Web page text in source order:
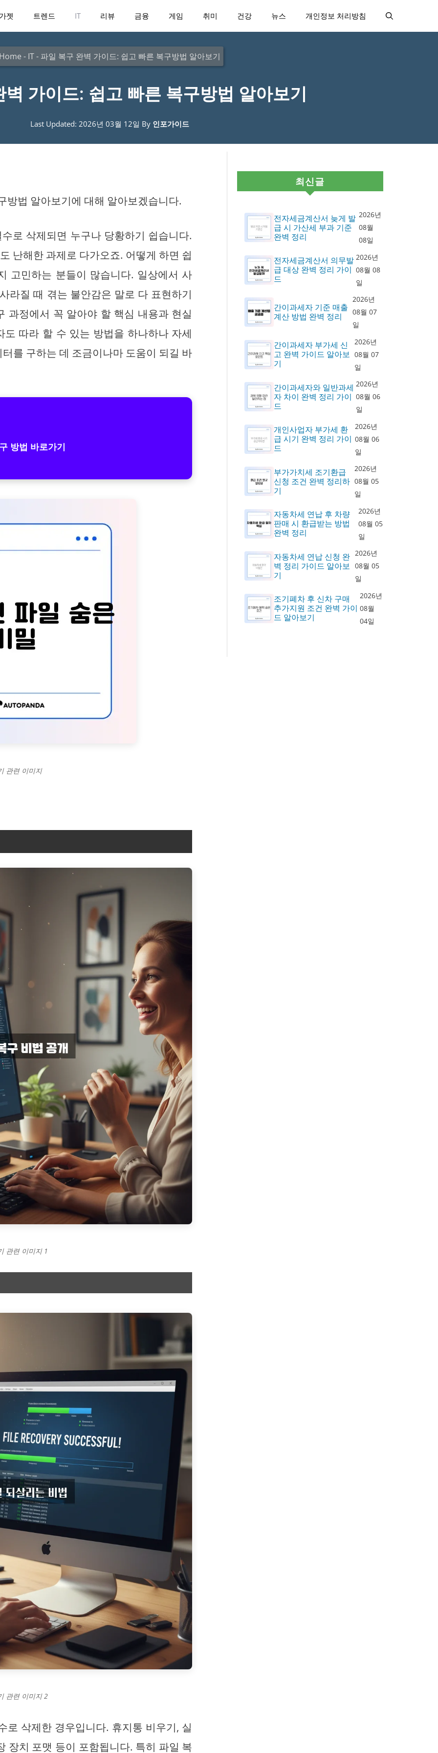
젯 트렌드 IT 리뷰 금융 게임 취미 건강 뉴스 개인정보 처리방침
- IT- 파일 복구 완벽 가이드: 쉽고 빠른 복구방법 알아보기
가이드: 쉽고 빠른 복구방법 알아보기
Last Updated: 2026년 03월 12일 By 인포가이드
방법 알아보기에 대해 알아보겠습니다.
로 삭제되면 누구나 당황하기 쉽습니다.
난해한 과제로 다가오죠. 어떻게 하면 쉽
고민하는 분들이 많습니다. 일상에서 사
라질 때 겪는 불안감은 말로 다 표현하기
과정에서 꼭 알아야 할 핵심 내용과 현실
따라 할 수 있는 방법을 하나하나 자세
를 구하는 데 조금이나마 도움이 되길 바
방법 바로가기
관련 이미지
관련 이미지 1
관련 이미지 2
로 삭제한 경우입니다. 휴지통 비우기, 실
장치 포맷 등이 포함됩니다. 특히 파일 복
최신글
전자세금계산서 늦게 발
급 시 가산세 부과 기준
완벽 정리
2026년
08월
08일
전자세금계산서 의무발
급 대상 완벽 정리 가이
드
2026년
08월 08
일
간이과세자 기준 매출
계산 방법 완벽 정리
2026년
08월 07
일
간이과세자 부가세 신
고 완벽 가이드 알아보
기
2026년
08월 07
일
간이과세자와 일반과세
자 차이 완벽 정리 가이
드
2026년
08월 06
일
개인사업자 부가세 환
급 시기 완벽 정리 가이
드
2026년
08월 06
일
부가가치세 조기환급
신청 조건 완벽 정리하
기
2026년
08월 05
일
자동차세 연납 후 차량
판매 시 환급받는 방법
완벽 정리
2026년
08월 05
일
자동차세 연납 신청 완
벽 정리 가이드 알아보
기
2026년
08월 05
일
조기폐차 후 신차 구매
추가지원 조건 완벽 가이
드 알아보기
2026년
08월
04일